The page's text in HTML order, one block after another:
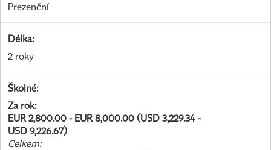
Prezenční
Délka:
2 roky
Školné:
Za rok:
EUR 2,800.00 - EUR 8,000.00 (USD 3,229.34 -
USD 9,226.67)
Celkem: